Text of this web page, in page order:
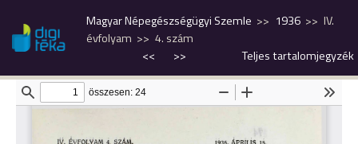
Magyar Népegészségügyi Szemle 1936
IV.
évfolyam
4. szám
<<
>> Teljes tartalomjegyzék